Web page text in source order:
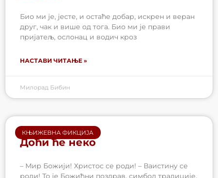
Био ми је, јесте, и остаће добар, искрен и веран
друг, чак и више од тога. Био ми је прави
пријатељ, ослонац и водич кроз
НАСТАВИ ЧИТАЊЕ »
Милорад Бибин
КЊИЖЕВНА ФИКЦИЈА
Доћи ће неко
– Мир Божији! Христос се роди! – Ваистину се